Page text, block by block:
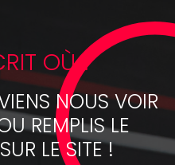
OÙ ?
NOUS VOIR
REMPLIS LE
LE SITE !